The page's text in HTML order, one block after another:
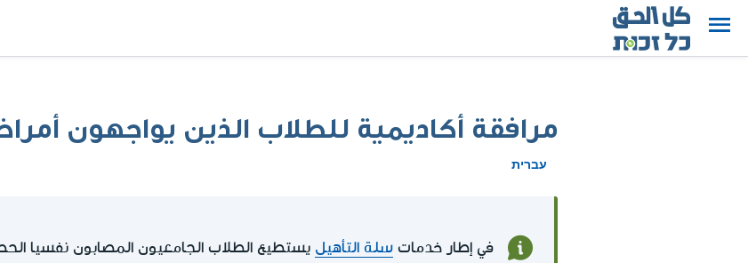
مرافقة أكاديمية للطلاب الذين يواجهون
עברית
في إطار خدمات سلة التأهيل يستطيع الطلاب الجامعيون المصابون نفسيا